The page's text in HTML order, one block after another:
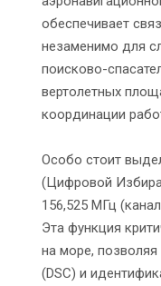
обеспечивает
незаменимо для
поисково-
вертолетных
координации
Особо стоит
(Цифровой
156,525 МГц
Эта функция
на море,
(DSC) и